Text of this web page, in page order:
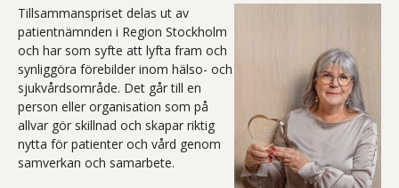
Tillsammanspriset delas ut av
patientnämnden i Region Stockholm
och har som syfte att lyfta fram och
synliggöra förebilder inom hälso- och
sjukvårdsområde. Det går till en
person eller organisation som på
allvar gör skillnad och skapar riktig
nytta för patienter och vård genom
samverkan och samarbete.